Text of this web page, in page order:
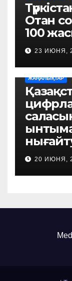
Отан
100
23 ИЮНЯ,
ЖАҢАЛЫҚТАР
20 ИЮНЯ,